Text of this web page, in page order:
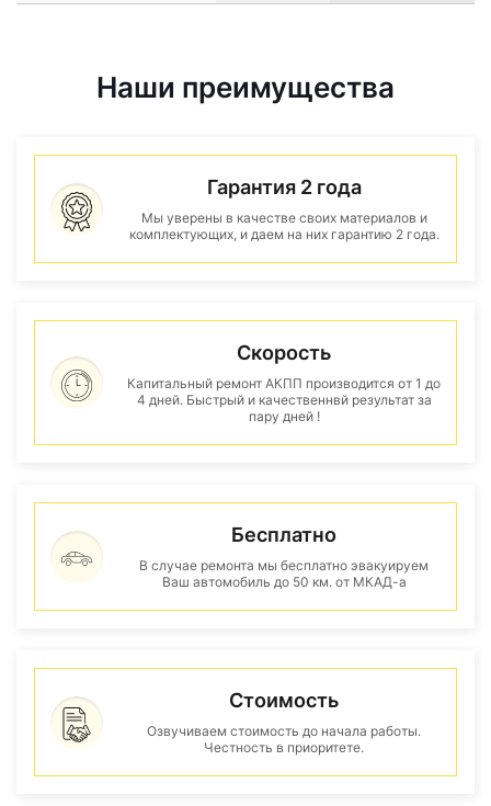
Наши преимущества
Гарантия 2 года
Мы уверены в качестве своих материалов и
комплектующих, и даем на них гарантию 2 года.
Скорость
Капитальный ремонт АКПП производится от 1 до
4 дней. Быстрый и качественнвй результат за
пару дней !
Бесплатно
В случае ремонта мы бесплатно эвакуируем
Ваш автомобиль до 50 км. от МКАД-а
Стоимость
Озвучиваем стоимость до начала работы.
Честность в приоритете.